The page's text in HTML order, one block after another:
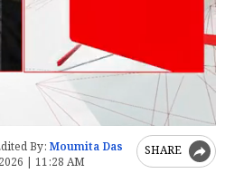
By: Moumita Das
| 11:28 AM
SHARE